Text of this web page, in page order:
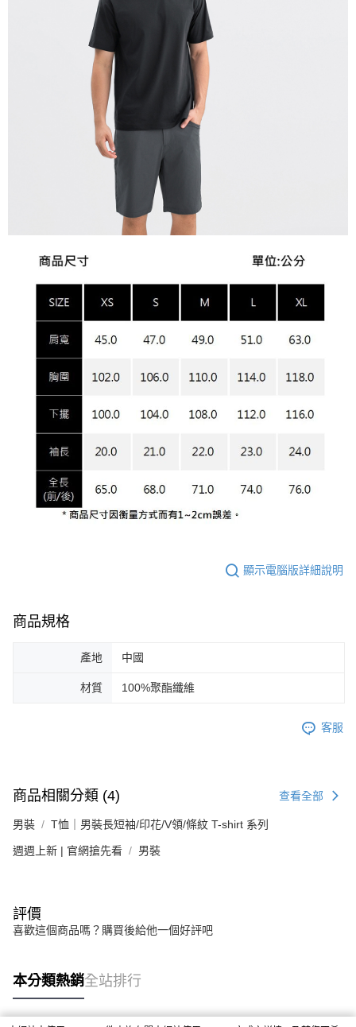
顯示電腦版詳細說明
商品規格
產地 中國
材質 100%聚酯纖維
客服
商品相關分類 (4) 查看全部
男裝 T恤｜男裝長短袖/印花/V領/條紋 T-shirt 系列
週週上新 | 官網搶先看 男裝
評價
喜歡這個商品嗎？購買後給他一個好評吧
本分類熱銷全站排行